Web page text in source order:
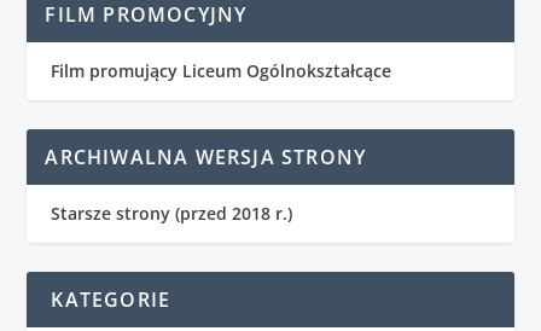
FILM PROMOCYJNY
Film promujący Liceum Ogólnokształcące
ARCHIWALNA WERSJA STRONY
Starsze strony (przed 2018 r.)
KATEGORIE